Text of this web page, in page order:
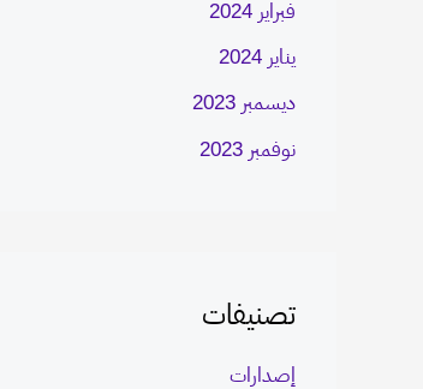
فبراير 2024
يناير 2024
ديسمبر 2023
نوفمبر 2023
تصنيفات
إصدارات